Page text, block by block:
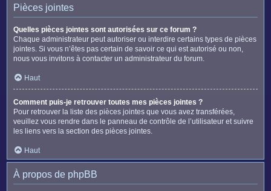
Pièces jointes
Quelles pièces jointes sont autorisées sur ce forum ?
Chaque administrateur peut autoriser ou interdire certains types de pièces
jointes. Si vous n’êtes pas certain de savoir ce qui est autorisé ou non,
nous vous invitons à contacter un administrateur du forum.
Haut
Comment puis-je retrouver toutes mes pièces jointes ?
Pour retrouver la liste des pièces jointes que vous avez transférées,
veuillez vous rendre dans le panneau de contrôle de l’utilisateur et suivre
les liens vers la section des pièces jointes.
Haut
À propos de phpBB